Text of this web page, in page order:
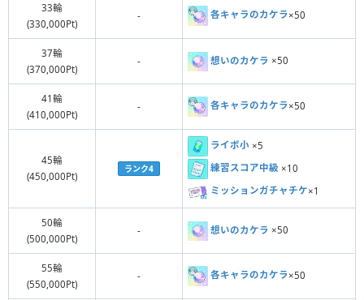
33輪
(330,000Pt)
- 各キャラのカケラ×50
37輪
(370,000Pt)
- 想いのカケラ ×50
41輪
(410,000Pt)
- 各キャラのカケラ×50
45輪
(450,000Pt)
ランク4
ライボ小 ×5
練習スコア中級 ×10
ミッションガチャチケ×1
50輪
(500,000Pt)
- 想いのカケラ ×50
55輪
(550,000Pt)
- 各キャラのカケラ×50